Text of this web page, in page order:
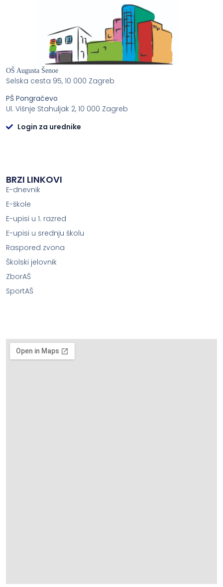
OŠ Augusta Šenoe
Selska cesta 95, 10 000 Zagreb
PŠ Pongračevo
Ul. Višnje Stahuljak 2, 10 000 Zagreb
Login za urednike
BRZI LINKOVI
E-dnevnik
E-škole
E-upisi u 1. razred
E-upisi u srednju školu
Raspored zvona
Školski jelovnik
ZborAŠ
SportAŠ